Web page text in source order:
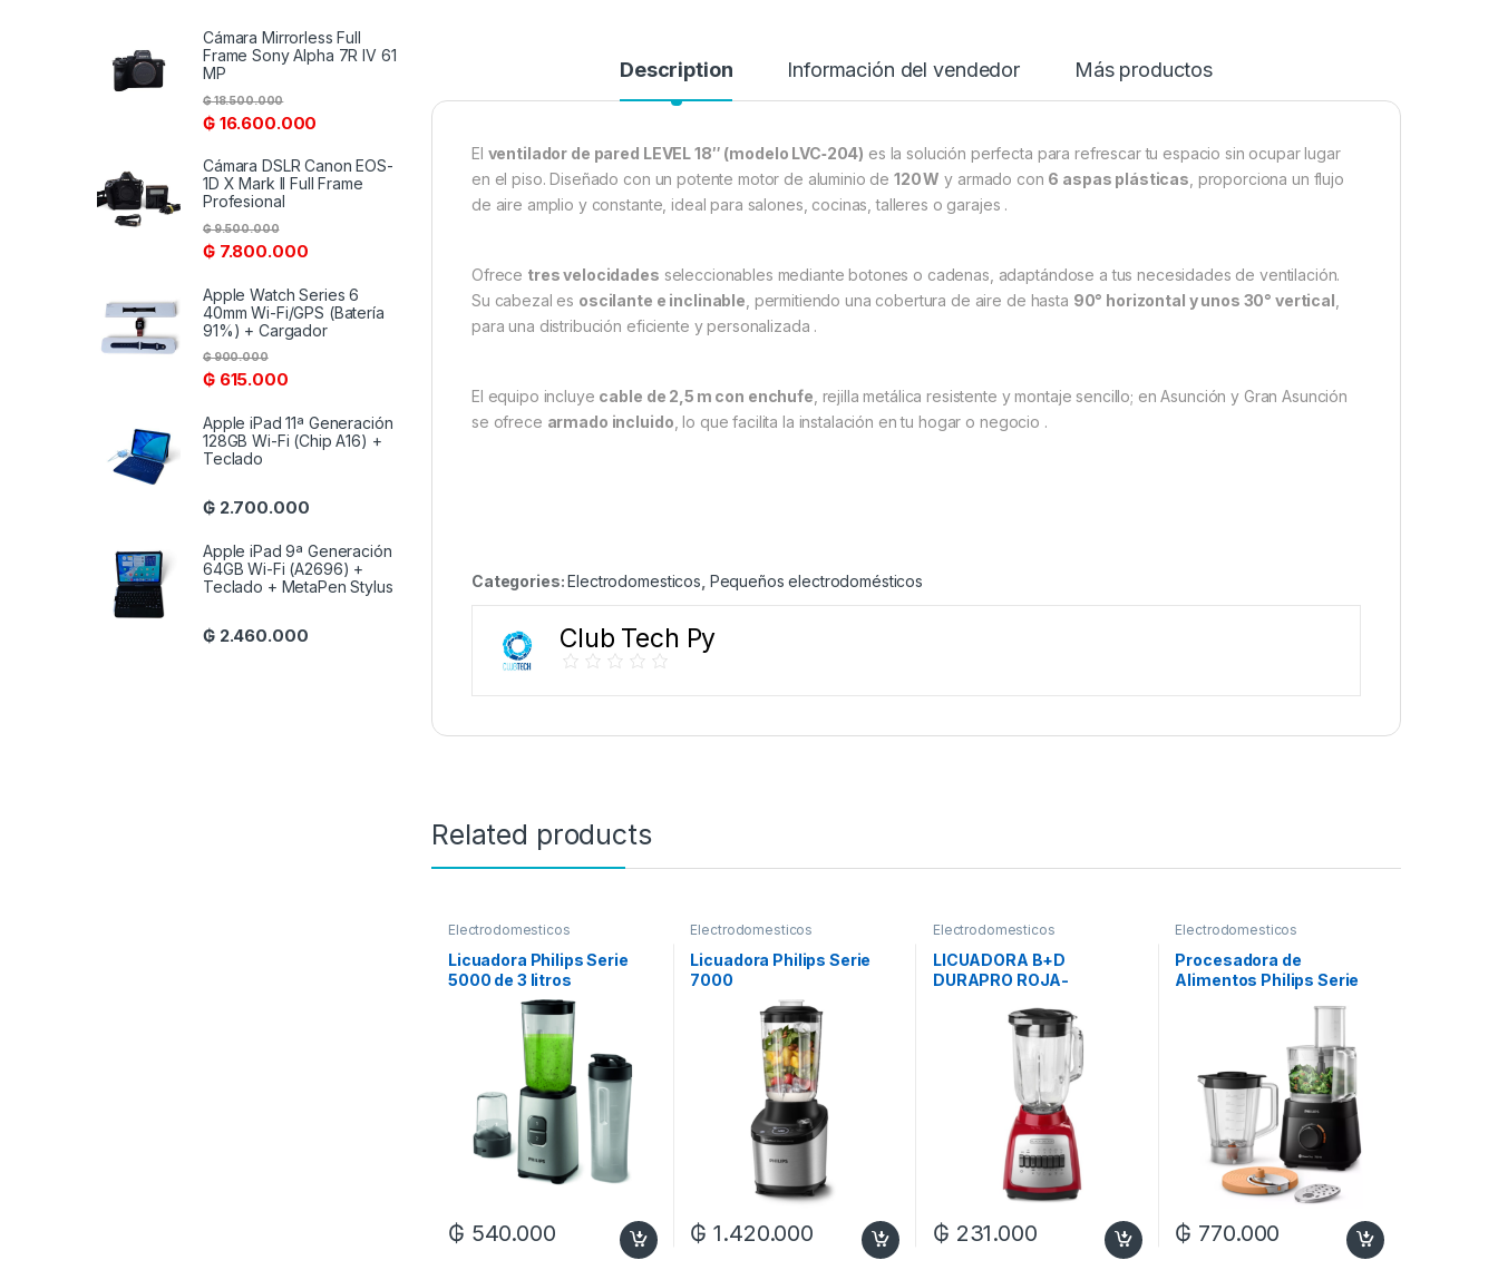
Description Información del vendedor Más productos
El ventilador de pared LEVEL 18″ (modelo LVC‑204) es la solución perfecta para refrescar tu espacio sin ocupar lugar
en el piso. Diseñado con un potente motor de aluminio de120 W y armado con 6 aspas plásticas , proporciona un flujo
de aire amplio y constante, ideal para salones, cocinas, talleres o garajes .
Ofrece tres velocidades seleccionables mediante botones o cadenas, adaptándose a tus necesidades de ventilación.
Su cabezal es oscilante e inclinable , permitiendo una cobertura de aire de hasta 90° horizontal y unos 30° vertical
para una distribución eficiente y personalizada .
El equipo incluye cable de 2,5 m con enchufe , rejilla metálica resistente y montaje sencillo; en Asunción y Gran Asunción
se ofrece armado incluido , lo que facilita la instalación en tu hogar o negocio .
Categories:Electrodomesticos Pequeños electrodomésticos
Club Tech Py
Related products
Electrodomesticos
Licuadora Philips Serie
5000 de 3 litros
₲ 540.000
Electrodomesticos
Licuadora Philips Serie
7000
₲ 1.420.000
Electrodomesticos
LICUADORA B+D
DURAPRO ROJA-
₲ 231.000
Electrodomesticos
Procesadora de
Alimentos Philips Serie
₲ 770.000
Cámara Mirrorless Full
Frame Sony Alpha 7R IV 61
MP
₲16.600.000
₲18.500.000
Cámara DSLR Canon EOS-
1D X Mark II Full Frame
Profesional
₲7.800.000
₲9.500.000
Apple Watch Series 6
40mm Wi-Fi/GPS (Batería
91%) + Cargador
₲615.000
₲900.000
Apple iPad 11ª Generación
128GB Wi-Fi (Chip A16) +
Teclado
₲2.700.000
Apple iPad 9ª Generación
64GB Wi-Fi (A2696) +
Teclado + MetaPen Stylus
₲2.460.000